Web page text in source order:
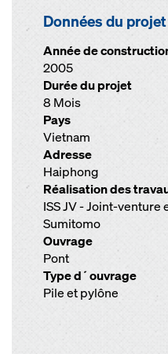
Données du projet
Année de
2005
Durée du projet
8 Mois
Pays
Vietnam
Adresse
Haiphong
Réalisation des
ISS JV - Joint-venture
Sumitomo
Ouvrage
Pont
Type d´ouvrage
Pile et pylône